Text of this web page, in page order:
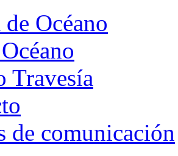
Océano
Travesía
de comunicación